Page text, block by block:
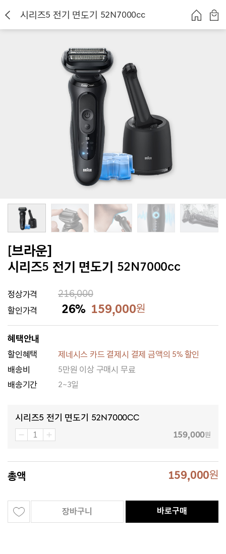
시리즈5 전기 면도기 52N7000cc
[브라운]
시리즈5 전기 면도기 52N7000cc
정상가격 216,000
할인가격 26% 159,000원
혜택안내
할인혜택
제네시스 카드 결제시 결제 금액의 5% 할인
배송비
5만원 이상 구매시 무료
배송기간
2~3일
시리즈5 전기 면도기 52N7000cc
159,000원
총액 159,000원
장바구니 바로구매